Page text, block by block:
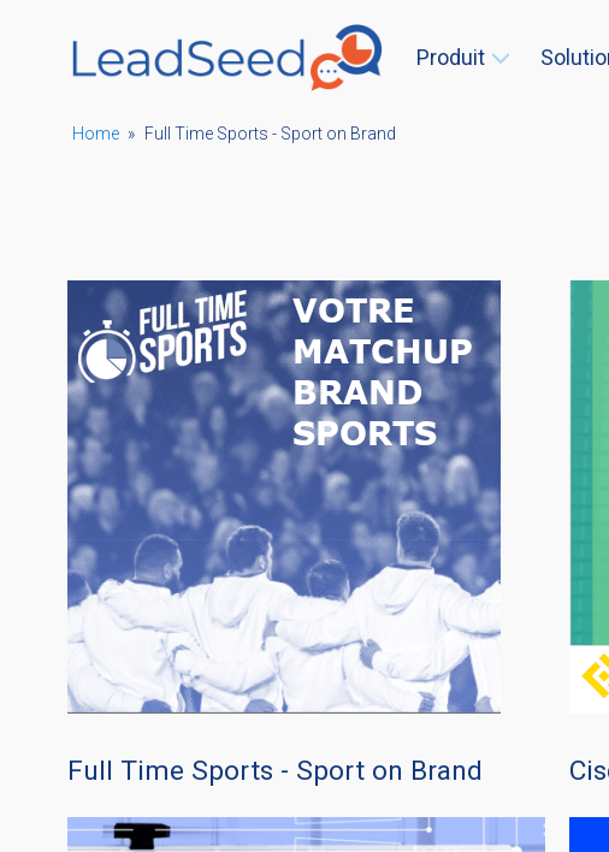
Produit
Home » Full Time Sports - Sport on Brand
Full Time Sports - Sport on Brand